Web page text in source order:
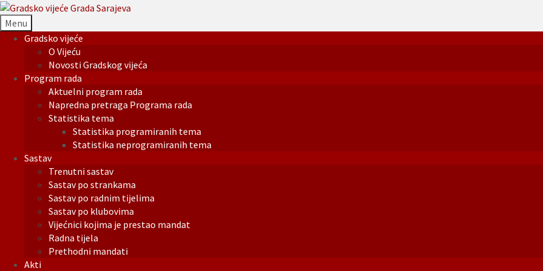
Menu
Gradsko vijeće
O Vijeću
Novosti Gradskog vijeća
Program rada
Aktuelni program rada
Napredna pretraga Programa rada
Statistika tema
Statistika programiranih tema
Statistika neprogramiranih tema
Sastav
Trenutni sastav
Sastav po strankama
Sastav po radnim tijelima
Sastav po klubovima
Vijećnici kojima je prestao mandat
Radna tijela
Prethodni mandati
Akti